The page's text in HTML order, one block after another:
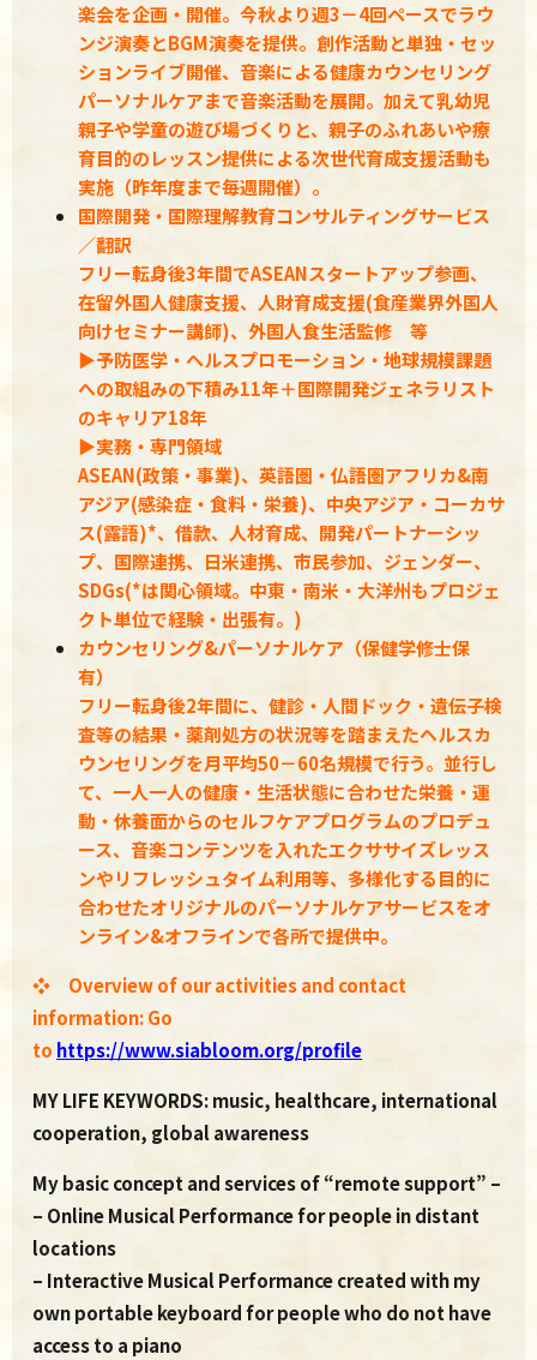
楽会を企画・開催。今秋より週3－4回ペースでラウ
ンジ演奏とBGM演奏を提供。創作活動と単独・セッ
ションライブ開催、音楽による健康カウンセリング
パーソナルケアまで音楽活動を展開。加えて乳幼児
親子や学童の遊び場づくりと、親子のふれあいや療
育目的のレッスン提供による次世代育成支援活動も
実施（昨年度まで毎週開催）。
国際開発・国際理解教育コンサルティングサービス
／翻訳
フリー転身後3年間でASEANスタートアップ参画、
在留外国人健康支援、⼈財育成⽀援(食産業界外国⼈
向けセミナー講師)、外国⼈⾷⽣活監修 等
▶予防医学・ヘルスプロモーション・地球規模課題
への取組みの下積み11年＋国際開発ジェネラリスト
のキャリア18年
▶実務・専門領域
ASEAN(政策・事業)、英語圏・仏語圏アフリカ&南
アジア(感染症・食料・栄養)、中央アジア・コーカサ
ス(露語)*、借款、人材育成、開発パートナーシッ
プ、国際連携、日米連携、市民参加、ジェンダー、
SDGs(*は関心領域。中東・南米・大洋州もプロジェ
クト単位で経験・出張有。)
カウンセリング&パーソナルケア（保健学修士保
有）
フリー転身後2年間に、健診・人間ドック・遺伝子検
査等の結果・薬剤処方の状況等を踏まえたヘルスカ
ウンセリングを月平均50－60名規模で行う。並行し
て、一人一人の健康・生活状態に合わせた栄養・運
動・休養面からのセルフケアプログラムのプロデュ
ース、 ⾳楽コンテンツを⼊れたエクササイズレッス
ンやリフレッシュタイム利用等、多様化する目的に
合わせたオリジナルのパーソナルケアサービスをオ
ンライン&オフラインで各所で提供中。
❖ Overview of our activities and contact
information: Go
to https://www.siabloom.org/profile
MY LIFE KEYWORDS: music, healthcare, international
cooperation, global awareness
My basic concept and services of “remote support” –
– Online Musical Performance for people in distant
locations
– Interactive Musical Performance created with my
own portable keyboard for people who do not have
access to a piano